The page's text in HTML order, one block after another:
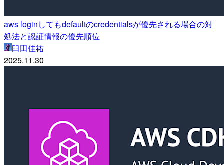
aws loginしてもdefaultのcredentialsが優先される場合の対
処法と認証情報の優先順位
臼田佳祐
2025.11.30